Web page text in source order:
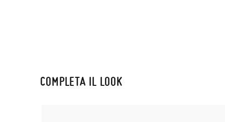
COMPLETA IL LOOK